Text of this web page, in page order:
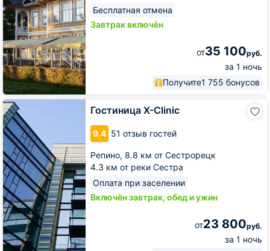
Бесплатная отмена
Завтрак включён
от35 100руб.
за 1 ночь
Получите1 755 бонусов
Гостиница X-Clinic
9.4 51 отзыв гостей
Репино, 8.8 км от Сестрорецк
4.3 км от реки Сестра
Оплата при заселении
Включён завтрак, обед и ужин
от23 800руб.
за 1 ночь
Гостиница
X-
Clinic